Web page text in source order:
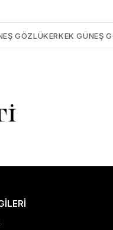
Maria-OF126-C3-56
GÖZLÜKERKEK GÜNEŞ